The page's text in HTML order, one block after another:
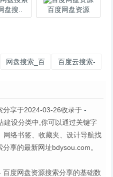
盘搜.. 百度网盘资源
网盘搜索_百
网盘
百度云搜索-
搜索引
分享于2024-03-26收录于 -
建设分类中,你可以通过关键字
网络书签、收藏夹、设计导航找
享的最新网址bdysou.com。
度网盘资源搜索分享的基础数